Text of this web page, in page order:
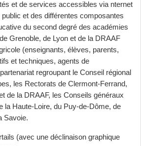
et de services accessibles via nternet
et des différentes composantes
du second degré des académies
Grenoble, de Lyon et de la DRAAF
(enseignants, élèves, parents,
et techniques, agents de
regroupant le Conseil régional
les Rectorats de Clermont-Ferrand,
de la DRAAF, les Conseils généraux
la Haute-Loire, du Puy-de-Dôme, de
Savoie.
(avec une déclinaison graphique